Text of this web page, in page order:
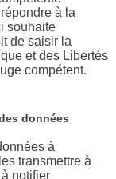
à la
souhaite
de saisir la
et des Libertés
compétent.
données
à
transmettre à
notifier